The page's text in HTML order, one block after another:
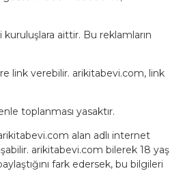
aittir. Bu reklamların
link verebilir. arikitabevi.com, link
toplanması yasaktır.
alan adlı internet
arikitabevi.com bilerek 18 yaş
fark edersek, bu bilgileri